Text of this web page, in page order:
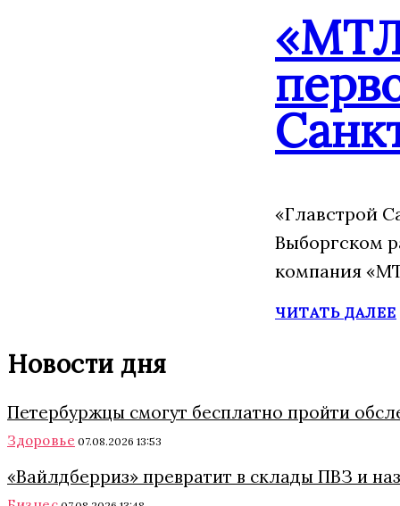
«Главстрой
Выборгском
компания
ЧИТАТЬ ДАЛЕЕ
Новости дня
Петербуржцы смогут бесплатно пройти
Здоровье 07.08.2026 13:53
«Вайлдберриз» превратит в склады ПВЗ и